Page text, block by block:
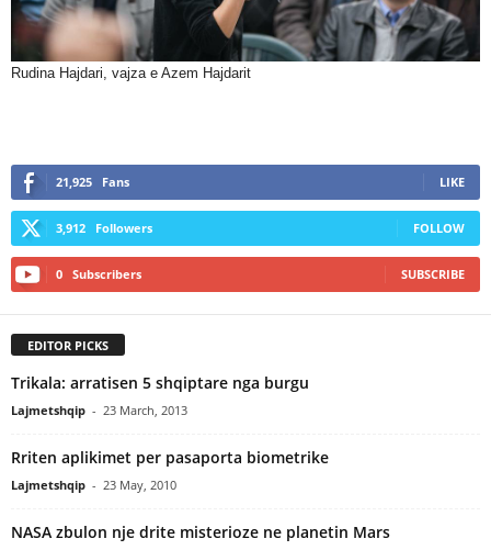
Rudina Hajdari, vajza e Azem Hajdarit
21,925 Fans LIKE
3,912 Followers FOLLOW
0 Subscribers SUBSCRIBE
EDITOR PICKS
Trikala: arratisen 5 shqiptare nga burgu
Lajmetshqip - 23 March, 2013
Rriten aplikimet per pasaporta biometrike
Lajmetshqip - 23 May, 2010
NASA zbulon nje drite misterioze ne planetin Mars